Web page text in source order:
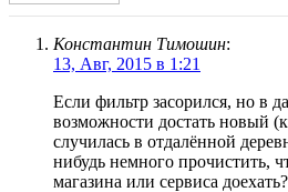
Константин Тимошин:
13, Авг, 2015 в 1:21
Если фильтр засорился, но в
возможности достать новый
случилась в отдалённой
нибудь немного прочистить,
магазина или сервиса доехать?